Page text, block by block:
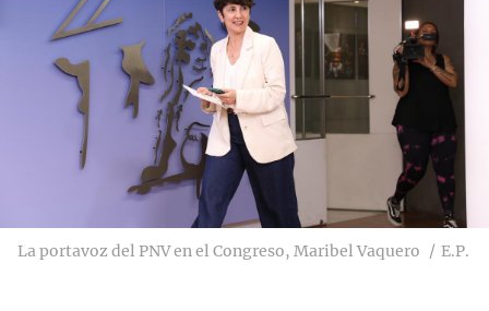
La portavoz del PNV en el Congreso, Maribel Vaquero E.P.